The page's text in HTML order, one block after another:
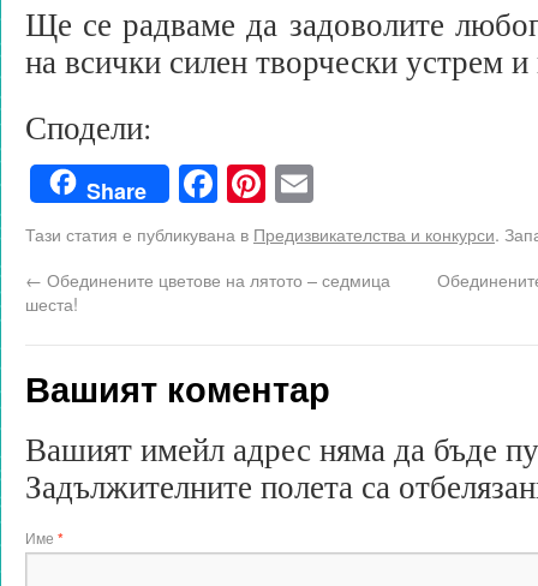
Ще се радваме да задоволите
на всички силен творчески устрем
Сподели:
Share Facebook
Pinterest
Тази статия е публикувана в Предизвикателства и конкурси.
← Обединените цветове на лятото – седмица
шеста!
Вашият коментар
Вашият имейл адрес няма да бъде
Задължителните полета са
Име *